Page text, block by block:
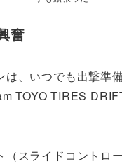
奮
は、いつでも出撃準
TOYO TIRES
スライドコントロ